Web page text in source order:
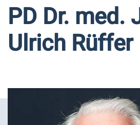
PD Dr. med.
Ulrich Rüffer